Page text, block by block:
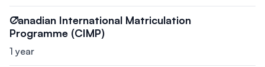
Canadian International Matriculation
Programme (CIMP)
1 year